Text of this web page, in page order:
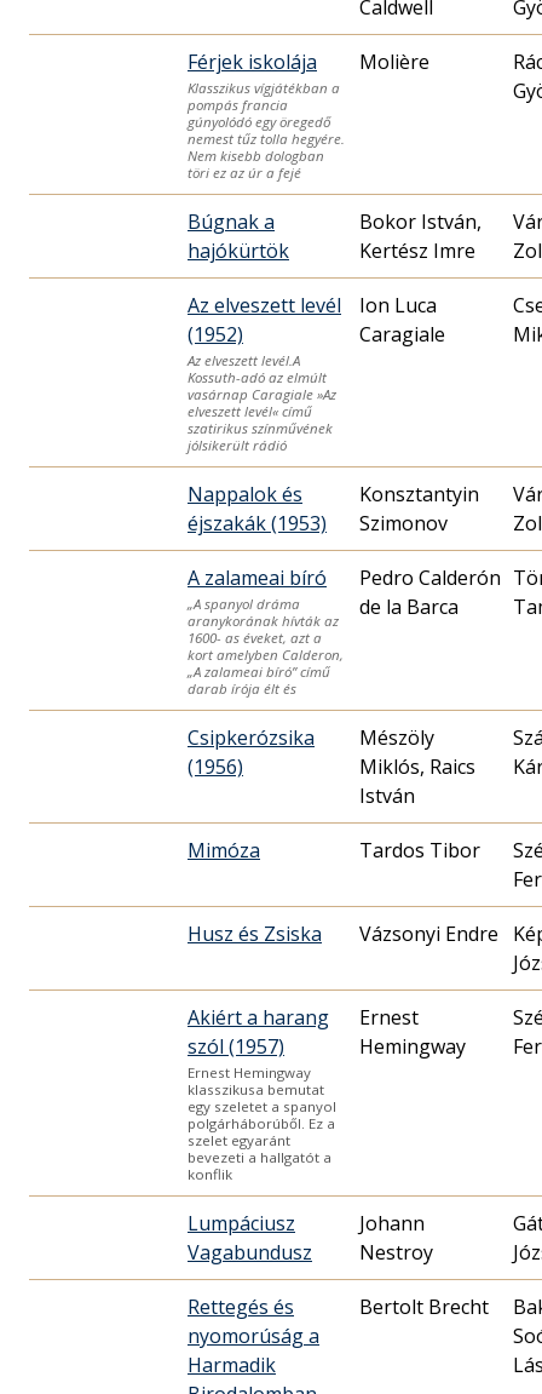
Caldwell
Férjek iskolája
Klasszikus vígjátékban a
pompás francia
gúnyolódó egy öregedő
nemest tűz tolla hegyére.
Nem kisebb dologban
töri ez az úr a fejé
Molière
Búgnak a
hajókürtök
Bokor István,
Kertész Imre
Az elveszett levél
(1952)
Az elveszett levél.A
Kossuth-adó az elmúlt
vasárnap Caragiale »Az
elveszett levél« című
szatirikus színművének
jólsikerült rádió
Ion Luca
Caragiale
Nappalok és
éjszakák (1953)
Konsztantyin
Szimonov
A zalameai bíró
„A spanyol dráma
aranykorának hívták az
1600- as éveket, azt a
kort amelyben Calderon,
„A zalameai bíró” című
darab írója élt és
Pedro Calderón
de la Barca
Csipkerózsika
(1956)
Mészöly
Miklós, Raics
István
Mimóza Tardos Tibor
Husz és Zsiska Vázsonyi Endre
Akiért a harang
szól (1957)
Ernest Hemingway
klasszikusa bemutat
egy szeletet a spanyol
polgárháborúből. Ez a
szelet egyaránt
bevezeti a hallgatót a
konflik
Ernest
Hemingway
Lumpáciusz
Vagabundusz
Johann
Nestroy
Rettegés és
nyomorúság a
Harmadik
Bertolt Brecht